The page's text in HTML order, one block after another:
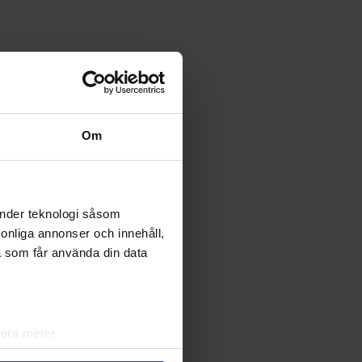
Om
teknologi såsom
annonser och innehåll,
får använda din data
meter